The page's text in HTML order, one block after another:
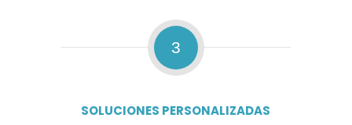
3
SOLUCIONES PERSONALIZADAS